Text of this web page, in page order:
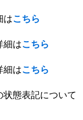
はこちら
細はこちら
細はこちら
態表記について